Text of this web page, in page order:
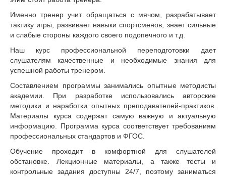
Именно тренер учит обращаться с мячом, разрабатывает
тактику игры, развивает навыки спортсменов, знает сильные
и слабые стороны каждого своего подопечного и т.д.
Наш курс профессиональной переподготовки дает
слушателям качественные и необходимые знания для
успешной работы тренером.
Составлением программы занимались опытные методисты
академии. При разработке использовались авторские
методики и наработки опытных преподавателей-практиков.
Материалы курса содержат самую важную и актуальную
информацию. Программа курса соответствует требованиям
профессиональных стандартов и ФГОС.
Обучение проходит в комфортной для слушателей
обстановке. Лекционные материалы, а также тесты и
контрольные задания доступны 24/7, поэтому заниматься